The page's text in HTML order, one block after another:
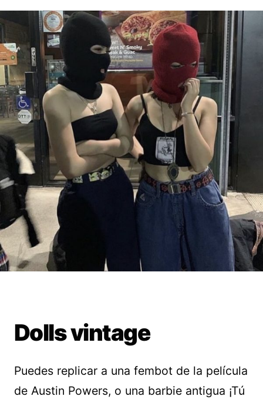
Dolls vintage
Puedes replicar a una fembot de la película
de Austin Powers, o una barbie antigua ¡Tú